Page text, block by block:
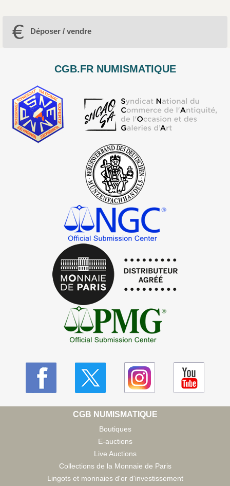
Déposer / vendre
CGB.FR NUMISMATIQUE
CGB NUMISMATIQUE
Boutiques
E-auctions
Live Auctions
Collections de la Monnaie de Paris
Lingots et monnaies d'or d'investissement